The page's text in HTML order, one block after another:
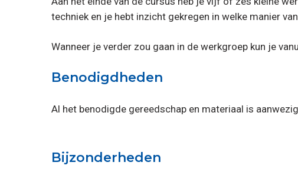
techniek en je hebt inzicht gekregen in welke manier
Wanneer je verder zou gaan in de werkgroep kun je
Benodigdheden
Al het benodigde gereedschap en materiaal is
Bijzonderheden